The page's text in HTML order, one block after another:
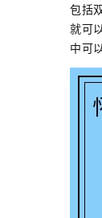
包括
就可
中可